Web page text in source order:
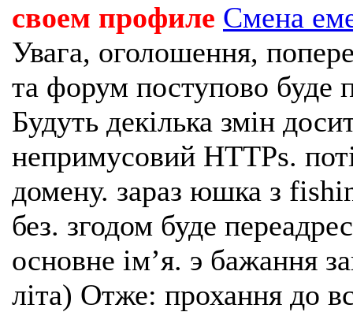
своем профиле Смена
Увага, оголошення,
та форум поступово буде
Будуть декілька змін
непримусовий HTTPs.
домену. зараз юшка з
без. згодом буде
основне імʼя. э бажання
літа) Отже: прохання до